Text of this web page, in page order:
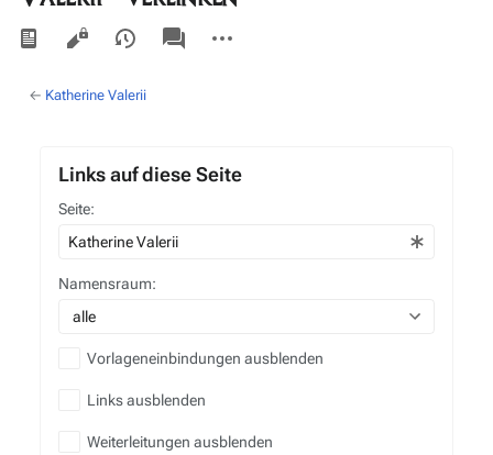
Ansichten
associated-
pages
Aktionen
← Katherine Valerii
Links auf diese Seite
Seite:
Namensraum:
alle
Vorlageneinbindungen ausblenden
Links ausblenden
Weiterleitungen ausblenden